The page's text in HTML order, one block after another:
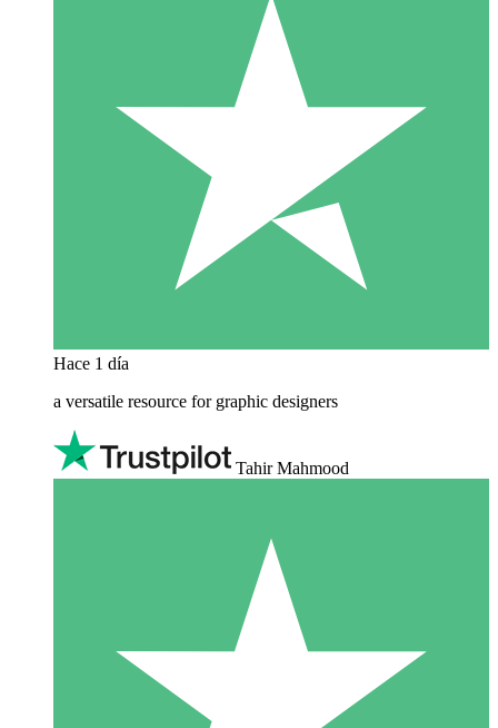
Hace 1 día
a versatile resource for graphic designers
Tahir Mahmood